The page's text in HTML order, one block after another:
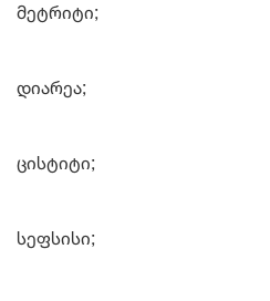
მეტრიტი;
დიარეა;
ცისტიტი;
სეფსისი;